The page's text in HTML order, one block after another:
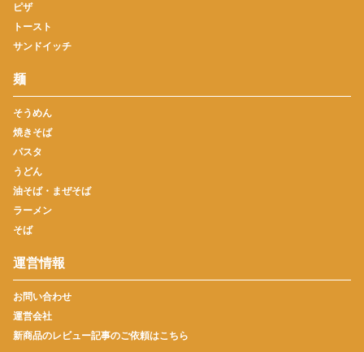
ピザ
トースト
サンドイッチ
麺
そうめん
焼きそば
パスタ
うどん
油そば・まぜそば
ラーメン
そば
運営情報
お問い合わせ
運営会社
新商品のレビュー記事のご依頼はこちら